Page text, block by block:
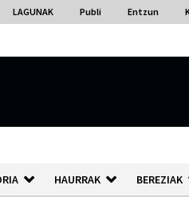
LAGUNAK Publi Entzun
HAURRAK BEREZIAK